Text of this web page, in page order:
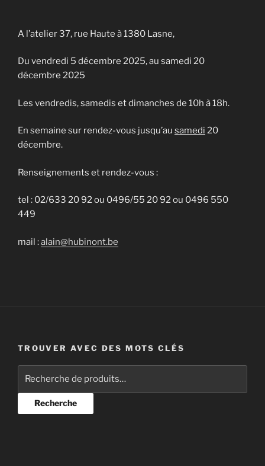
A l’atelier 37, rue Haute à 1380 Lasne,
Du vendredi 5 décembre 2025, au samedi 20
décembre 2025
Les vendredis, samedis et dimanches de 10h à 18h.
En semaine sur rendez-vous jusqu’au samedi 20
décembre.
Renseignements et rendez-vous :
tel : 02/633 20 92 ou 0496/55 20 92 ou 0496 550
449
mail :alain@hubinont.be
TROUVER AVEC DES MOTS CLÉS
Recherche